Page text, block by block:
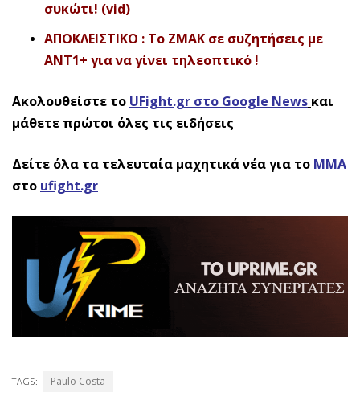
συκώτι! (vid)
ΑΠΟΚΛΕΙΣΤΙΚΟ : To ZMAK σε συζητήσεις με
ANT1+ για να γίνει τηλεοπτικό !
Ακολουθείστε το UFight.gr στο Google News και
μάθετε πρώτοι όλες τις ειδήσεις
Δείτε όλα τα τελευταία μαχητικά νέα για το ΜΜΑ
στο ufight.gr
TAGS: Paulo Costa